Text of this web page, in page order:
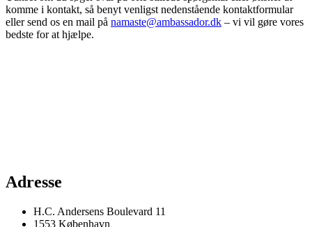
komme i kontakt, så benyt venligst nedenstående kontaktformular
eller send os en mail på namaste@ambassador.dk – vi vil gøre vores
bedste for at hjælpe.
Adresse
H.C. Andersens Boulevard 11
1553 København